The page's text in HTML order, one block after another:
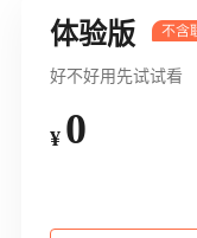
体验版
好不好用先试试看
¥ 0